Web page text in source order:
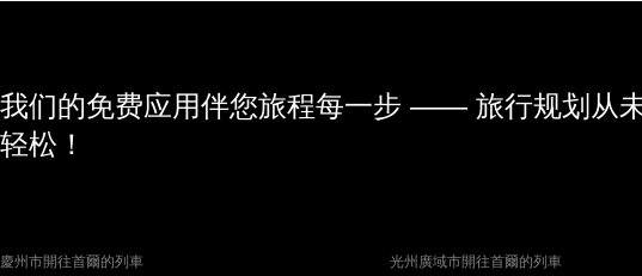
我们的免费应用伴您旅程每一步 —— 旅行规划从
轻松！
慶州市開往首爾的列車 光州廣域市開往首爾的列車